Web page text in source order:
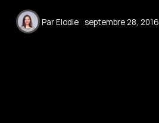
ParElodie septembre 28, 2016